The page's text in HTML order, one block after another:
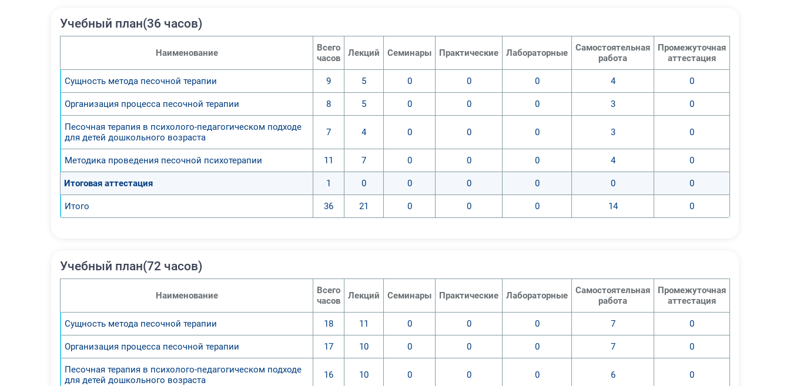
Учебный план(36 часов)
Наименование
Всего
часов
Лекций Семинары Практические Лабораторные
Самостоятельная
работа
Промежуточная
аттестация
Сущность метода песочной терапии 9 5 0 0 0 4 0
Организация процесса песочной терапии 8 5 0 0 0 3 0
Песочная терапия в психолого-педагогическом подходе
для детей дошкольного возраста
7 4 0 0 0 3 0
Методика проведения песочной психотерапии 11 7 0 0 0 4 0
Итоговая аттестация 1 0 0 0 0 0 0
Итого 36 21 0 0 0 14 0
Учебный план(72 часов)
Наименование
Всего
часов
Лекций Семинары Практические Лабораторные
Самостоятельная
работа
Промежуточная
аттестация
Сущность метода песочной терапии 18 11 0 0 0 7 0
Организация процесса песочной терапии 17 10 0 0 0 7 0
Песочная терапия в психолого-педагогическом подходе
для детей дошкольного возраста
16 10 0 0 0 6 0